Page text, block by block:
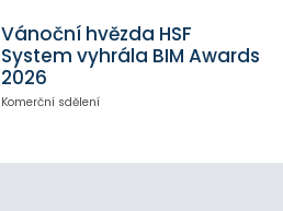
Vánoční hvězda HSF
System vyhrála BIM Awards
2026
Komerční sdělení